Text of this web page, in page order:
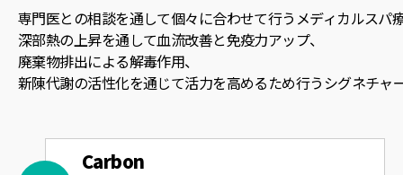
専門医との相談を通して個々に合わせて行うメディカルスパ
深部熱の上昇を通して血流改善と免疫力アップ、
廃棄物排出による解毒作用、
新陳代謝の活性化を通じて活力を高めるため行うシグネチャ
Carbon